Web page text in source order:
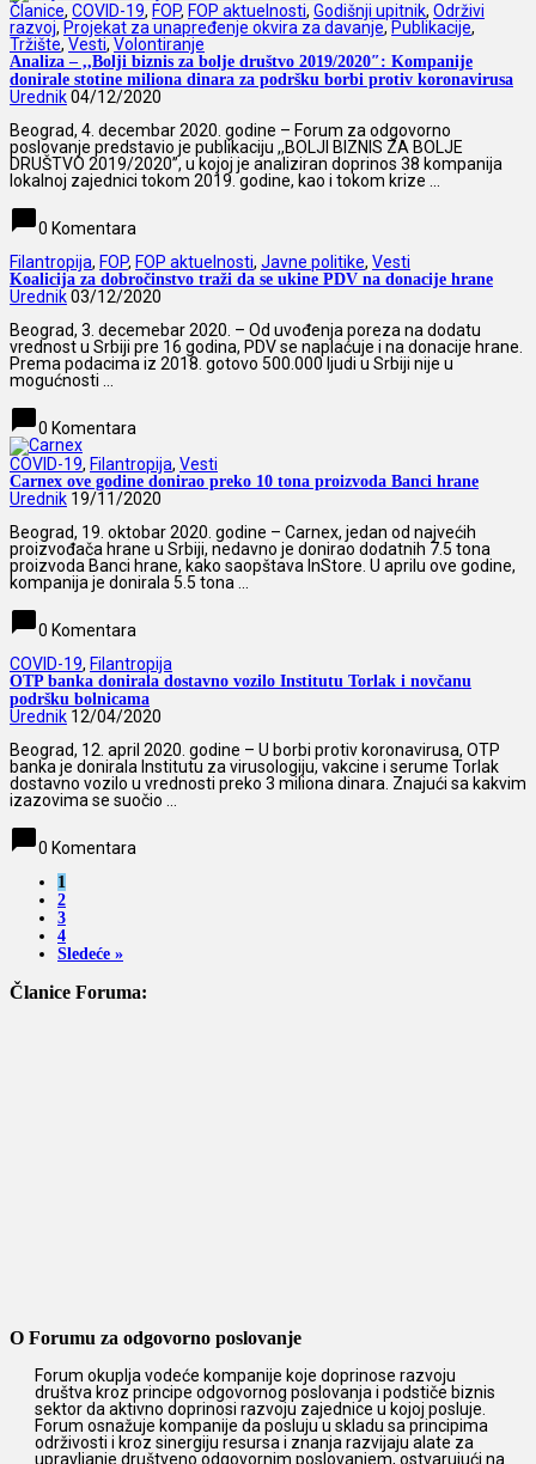
Članice, COVID-19, FOP, FOP aktuelnosti, Godišnji upitnik, Održivi
razvoj, Projekat za unapređenje okvira za davanje, Publikacije,
Tržište, Vesti, Volontiranje
Analiza – ,,Bolji biznis za bolje društvo 2019/2020″: Kompanije
donirale stotine miliona dinara za podršku borbi protiv koronavirusa
Urednik04/12/2020
Beograd, 4. decembar 2020. godine – Forum za odgovorno
poslovanje predstavio je publikaciju ,,BOLJI BIZNIS ZA BOLJE
DRUŠTVO 2019/2020”, u kojoj je analiziran doprinos 38 kompanija
lokalnoj zajednici tokom 2019. godine, kao i tokom krize ...
chat_bubble0 Komentara
Filantropija, FOP, FOP aktuelnosti, Javne politike, Vesti
Koalicija za dobročinstvo traži da se ukine PDV na donacije hrane
Urednik03/12/2020
Beograd, 3. decemebar 2020. – Od uvođenja poreza na dodatu
vrednost u Srbiji pre 16 godina, PDV se naplaćuje i na donacije hrane.
Prema podacima iz 2018. gotovo 500.000 ljudi u Srbiji nije u
mogućnosti ...
chat_bubble0 Komentara
COVID-19, Filantropija, Vesti
Carnex ove godine donirao preko 10 tona proizvoda Banci hrane
Urednik 19/11/2020
Beograd, 19. oktobar 2020. godine – Carnex, jedan od najvećih
proizvođača hrane u Srbiji, nedavno je donirao dodatnih 7.5 tona
proizvoda Banci hrane, kako saopštava InStore. U aprilu ove godine,
kompanija je donirala 5.5 tona ...
chat_bubble0 Komentara
COVID-19, Filantropija
OTP banka donirala dostavno vozilo Institutu Torlak i novčanu
podršku bolnicama
Urednik 12/04/2020
Beograd, 12. april 2020. godine – U borbi protiv koronavirusa, OTP
banka je donirala Institutu za virusologiju, vakcine i serume Torlak
dostavno vozilo u vrednosti preko 3 miliona dinara. Znajući sa kakvim
izazovima se suočio ...
chat_bubble0 Komentara
1
2
3
4
Sledeće »
Članice Foruma:
O Forumu za odgovorno poslovanje
Forum okuplja vodeće kompanije koje doprinose razvoju
društva kroz principe odgovornog poslovanja i podstiče biznis
sektor da aktivno doprinosi razvoju zajednice u kojoj posluje.
Forum osnažuje kompanije da posluju u skladu sa principima
održivosti i kroz sinergiju resursa i znanja razvijaju alate za
upravljanje društveno odgovornim poslovanjem, ostvarujući na